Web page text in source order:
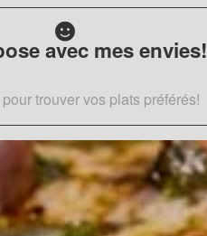
avec mes envies!
trouver vos plats préférés!